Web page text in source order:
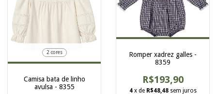
2 cores
Camisa bata de linho
avulsa - 8355
Romper xadrez galles -
8359
R$193,90
4 x de R$48,48 sem juros